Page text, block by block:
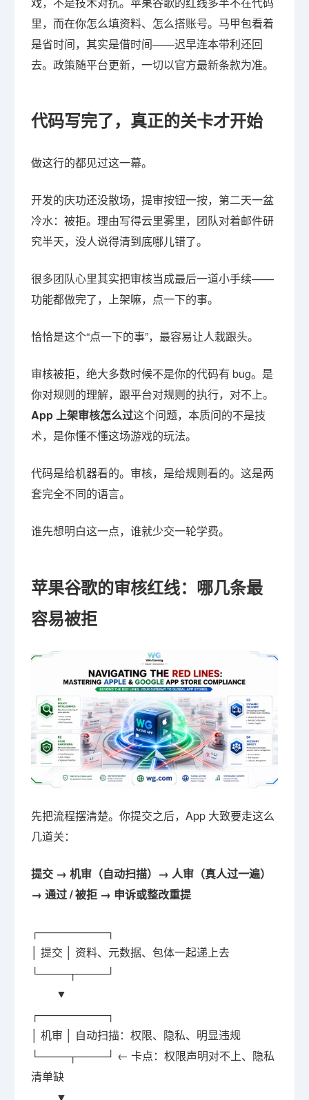
里，而在你怎么填资料、怎么搭账号。马甲包看着
是省时间，其实是借时间——迟早连本带利还回
去。政策随平台更新，一切以官方最新条款为准。
代码写完了，真正的关卡才开始
做这行的都见过这一幕。
开发的庆功还没散场，提审按钮一按，第二天一盆
冷水：被拒。理由写得云里雾里，团队对着邮件研
究半天，没人说得清到底哪儿错了。
很多团队心里其实把审核当成最后一道小手续——
功能都做完了，上架嘛，点一下的事。
恰恰是这个“点一下的事”，最容易让人栽跟头。
审核被拒，绝大多数时候不是你的代码有 bug。是
你对规则的理解，跟平台对规则的执行，对不上。
App 上架审核怎么过这个问题，本质问的不是技
术，是你懂不懂这场游戏的玩法。
代码是给机器看的。审核，是给规则看的。这是两
套完全不同的语言。
谁先想明白这一点，谁就少交一轮学费。
苹果谷歌的审核红线：哪几条最
容易被拒
先把流程摆清楚。你提交之后，App 大致要走这么
几道关：
提交 → 机审（自动扫描）→ 人审（真人过一遍）
→ 通过 / 被拒 → 申诉或整改重提
┌─────────┐
│ 提交 │ 资料、元数据、包体一起递上去
└────┬────┘
▼
┌─────────┐
│ 机审 │ 自动扫描：权限、隐私、明显违规
└────┬────┘ ← 卡点：权限声明对不上、隐私
清单缺